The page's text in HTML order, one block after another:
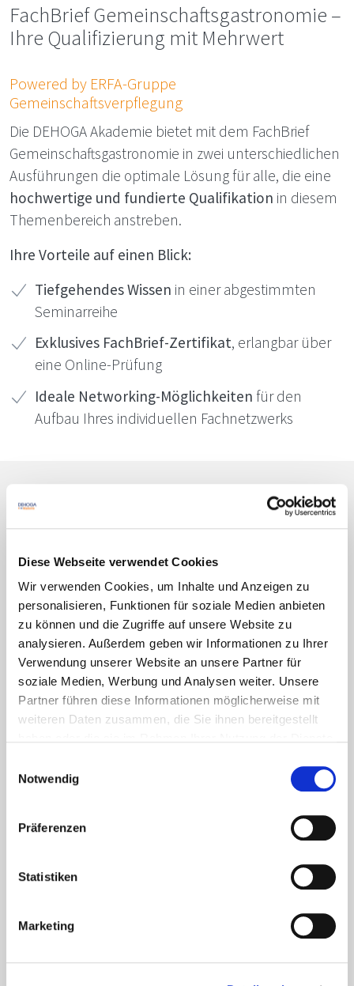
Diese Webseite verwendet Cookies
Wir verwenden Cookies, um Inhalte und Anzeigen zu
personalisieren, Funktionen für soziale Medien anbieten
zu können und die Zugriffe auf unsere Website zu
analysieren. Außerdem geben wir Informationen zu Ihrer
Verwendung unserer Website an unsere Partner für
soziale Medien, Werbung und Analysen weiter. Unsere
Partner führen diese Informationen möglicherweise mit
weiteren Daten zusammen, die Sie ihnen bereitgestellt
Cookies, wenn Sie unsere Webseite weiterhin nutzen.
Notwendig
Präferenzen
Statistiken
Marketing
FachBrief Gemeinschaftsgastronomie –
Ihre Qualifizierung mit Mehrwert
Powered by ERFA-Gruppe
Gemeinschaftsverpflegung
Die DEHOGAAkademie bietet mit dem FachBrief
Gemeinschaftsgastronomie in zwei unterschiedlichen
Ausführungen die optimale Lösung für alle, die eine
hochwertige und fundierte Qualifikation in diesem
Themenbereich anstreben.
Ihre Vorteile auf einen Blick:
Tiefgehendes Wissen in einer abgestimmten
Seminarreihe
Exklusives FachBrief-Zertifikat, erlangbar über
eine Online-Prüfung
Ideale Networking-Möglichkeiten für den
Aufbau Ihres individuellen Fachnetzwerks
Zwei FachBriefe – ein klares Ziel:
Qualifizierung auf jedem Niveau
Stufen, die sich gezielt an unterschiedliche
Erfahrungsniveaus in der Gemeinschaftsgastronomie
richten.
Beide FachBriefe ergänzen sich perfekt: Basic
inspiriert mit praxisnahen Impulsen, während
Advanced die Kompetenz für fundierte
Entscheidungen, moderne Führung und nachhaltige
Zielgruppe genau das Niveau, das zu ihrer beruflichen